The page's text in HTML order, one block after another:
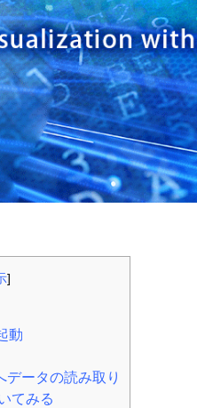
]
動
データの読み取り
てみる